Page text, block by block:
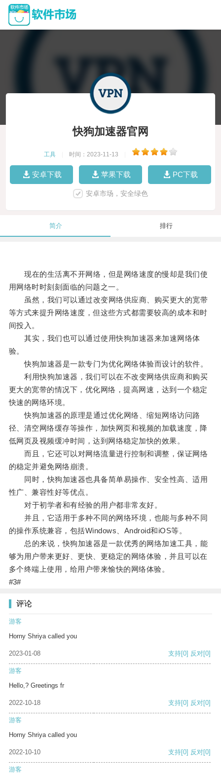
快狗加速器官网
工具 时间：2023-11-13
安卓下载 苹果下载 PC下载
安卓市场，安全绿色
简介 排行
现在的生活离不开网络，但是网络速度的慢却是我们使
用网络时时刻刻面临的问题之一。
虽然，我们可以通过改变网络供应商、购买更大的宽带
等方式来提升网络速度，但这些方式都需要较高的成本和时
间投入。
其实，我们也可以通过使用快狗加速器来加速网络体
验。
快狗加速器是一款专门为优化网络体验而设计的软件。
利用快狗加速器，我们可以在不改变网络供应商和购买
更大的宽带的情况下，优化网络，提高网速，达到一个稳定
快速的网络环境。
快狗加速器的原理是通过优化网络、缩短网络访问路
径、清空网络缓存等操作，加快网页和视频的加载速度，降
低网页及视频缓冲时间，达到网络稳定加快的效果。
而且，它还可以对网络流量进行控制和调整，保证网络
的稳定并避免网络崩溃。
同时，快狗加速器也具备简单易操作、安全性高、适用
性广、兼容性好等优点。
对于初学者和有经验的用户都非常友好。
并且，它适用于多种不同的网络环境，也能与多种不同
的操作系统兼容，包括Windows、Android和iOS等。
总的来说，快狗加速器是一款优秀的网络加速工具，能
够为用户带来更好、更快、更稳定的网络体验，并且可以在
多个终端上使用，给用户带来愉快的网络体验。
#3#
评论
游客
Horny Shriya called you
2023-01-08 支持[0] 反对[0]
游客
Hello,? Greetings fr
2022-10-18 支持[0] 反对[0]
游客
Horny Shriya called you
2022-10-10 支持[0] 反对[0]
游客